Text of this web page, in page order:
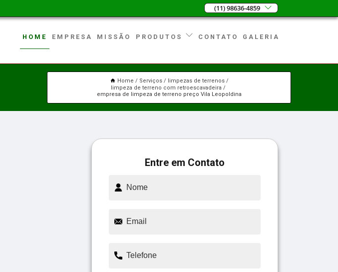
(11) 98636-4859
HOME EMPRESA MISSÃO PRODUTOS CONTATO GALERIA
Home Serviços
limpezas de terrenos
limpeza de terreno com retroescavadeira
empresa de limpeza de terreno preço Vila Leopoldina
Entre em Contato